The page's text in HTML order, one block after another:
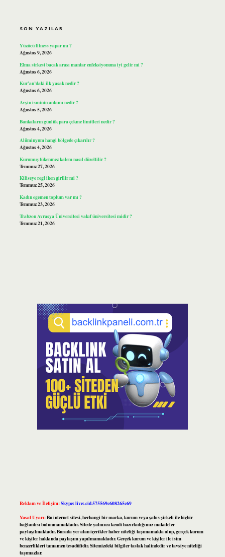
SON YAZILAR
Yüzücü fitness yapar mı ?
Ağustos 9, 2026
Elma sirkesi bacak arası mantar enfeksiyonuna iyi gelir mi ?
Ağustos 6, 2026
Kur’an’daki ilk yasak nedir ?
Ağustos 6, 2026
Avşin isminin anlamı nedir ?
Ağustos 5, 2026
Bankaların günlük para çekme limitleri nedir ?
Ağustos 4, 2026
Alüminyum hangi bölgede çıkarılır ?
Ağustos 4, 2026
Kurumuş tükenmez kalem nasıl düzeltilir ?
Temmuz 27, 2026
Kiliseye regl iken girilir mi ?
Temmuz 25, 2026
Kadın egemen toplum var mı ?
Temmuz 23, 2026
Trabzon Avrasya Üniversitesi vakıf üniversitesi midir ?
Temmuz 21, 2026
Reklam ve İletişim:Skype: live:.cid.575569c608265c69
Yasal Uyarı:Bu internet sitesi, herhangi bir marka, kurum veya şahıs şirketi ile hiçbir
bağlantısı bulunmamaktadır. Sitede yalnızca kendi hazırladığımız makaleler
paylaşılmaktadır. Burada yer alan içerikler haber niteliği taşımamakta olup, gerçek kurum
ve kişiler hakkında paylaşım yapılmamaktadır. Gerçek kurum ve kişiler ile isim
benzerlikleri tamamen tesadüfidir. Sitemizdeki bilgiler taslak halindedir ve tavsiye niteliği
taşımazlar.